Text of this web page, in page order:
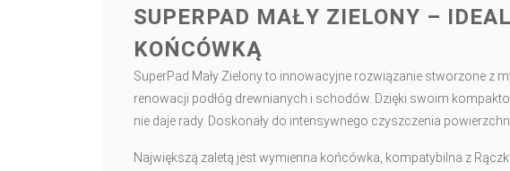
SUPERPAD MAŁY ZIELONY –
KOŃCÓWKĄ
SuperPad Mały Zielony to innowacyjne rozwiązanie stworzone
renowacji podłóg drewnianych i schodów. Dzięki swoim
nie daje rady. Doskonały do intensywnego czyszczenia
Największą zaletą jest wymienna końcówka, kompatybilna z